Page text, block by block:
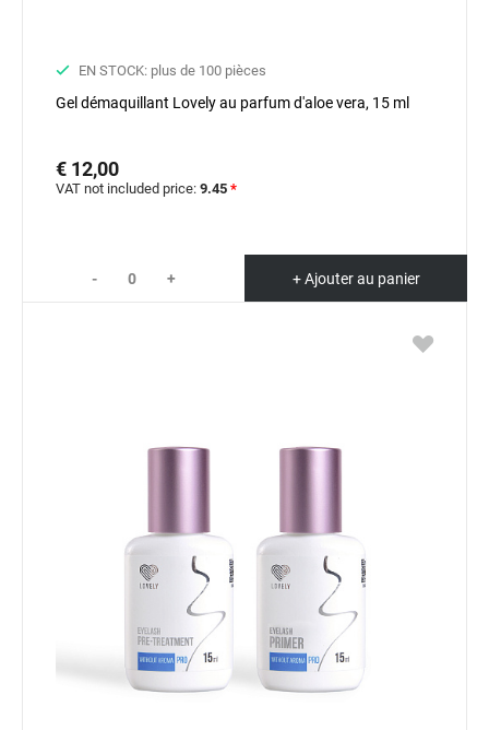
EN STOCK: plus de 100 pièces
Gel démaquillant Lovely au parfum d'aloe vera, 15 ml
€ 12,00
VAT not included price: 9.45 *
- + + Ajouter au panier